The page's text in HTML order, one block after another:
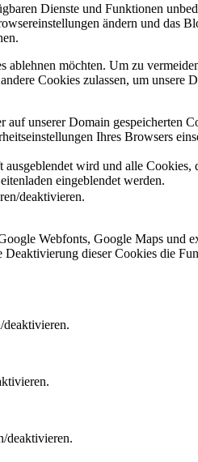
Dienste und Funktionen
ändern und das
möchten. Um zu
Cookies zulassen, um
unserer Domain gespeicherten
Ihres Browsers
wird und alle
eingeblendet werden.
deaktivieren.
Webfonts, Google Maps und
Deaktivierung dieser Cookies die
deaktivieren.